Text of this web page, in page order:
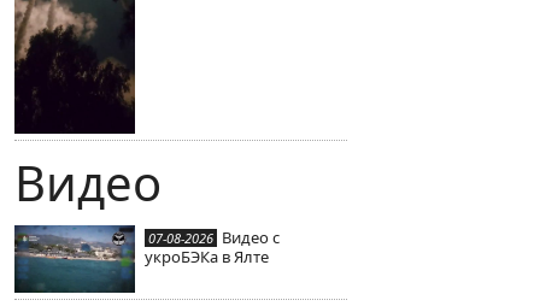
Видео
07-08-2026 Видео с
укроБЭКа в Ялте